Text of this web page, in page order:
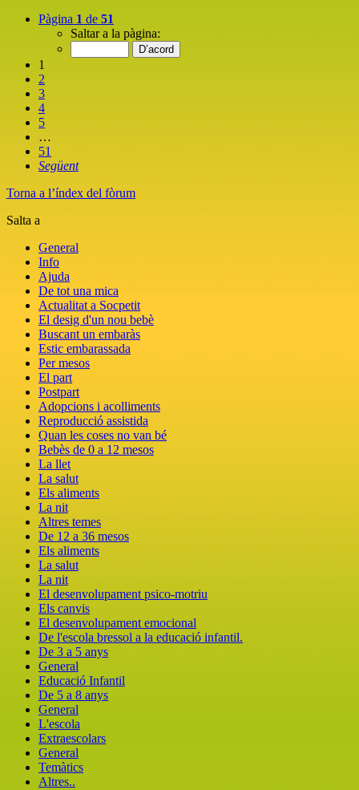
Pàgina 1 de 51
Saltar a la pàgina:
1
2
3
4
5
…
51
Següent
Torna a l’índex del fòrum
Salta a
General
Info
Ajuda
De tot una mica
Actualitat a Socpetit
El desig d'un nou bebè
Buscant un embaràs
Estic embarassada
Per mesos
El part
Postpart
Adopcions i acolliments
Reproducció assistida
Quan les coses no van bé
Bebès de 0 a 12 mesos
La llet
La salut
Els aliments
La nit
Altres temes
De 12 a 36 mesos
Els aliments
La salut
La nit
El desenvolupament psico-motriu
Els canvis
El desenvolupament emocional
De l'escola bressol a la educació infantil.
De 3 a 5 anys
General
Educació Infantil
De 5 a 8 anys
General
L'escola
Extraescolars
General
Temàtics
Altres..